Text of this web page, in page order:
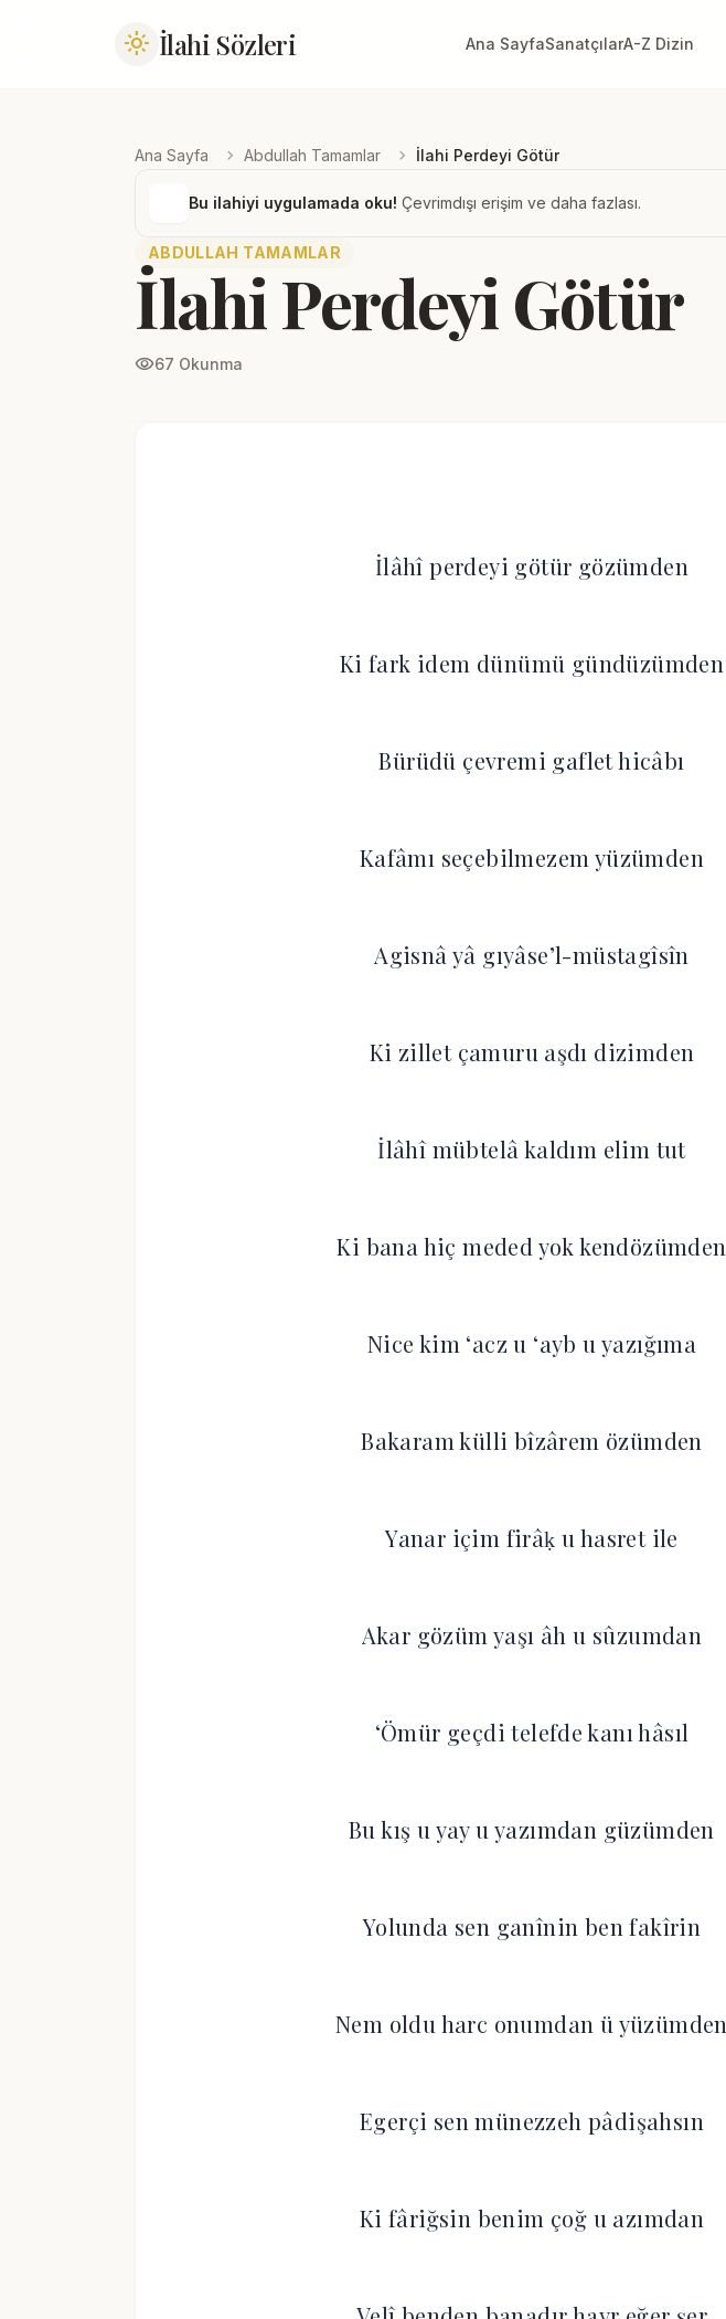
light_mode İlahi Sözleri Ana SayfaSanatçılarA-Z Dizin
Ana Sayfa chevron_right Abdullah Tamamlar chevron_right İlahi Perdeyi Götür
Bu ilahiyi uygulamada oku! Çevrimdışı erişim ve daha fazlası.
ABDULLAH TAMAMLAR
İlahi Perdeyi Götür
visibility67 Okunma
İlâhî perdeyi götür gözümden
Ki fark idem dünümü gündüzümden
Bürüdü çevremi gaflet hicâbı
Kafâmı seçebilmezem yüzümden
Agisnâ yâ gıyâse’l-müstagîsîn
Ki zillet çamuru aşdı dizimden
İlâhî mübtelâ kaldım elim tut
Ki bana hiç meded yok kendözümden
Nice kim ‘acz u ‘ayb u yazığıma
Bakaram külli bîzârem özümden
Yanar içim firâḳ u hasret ile
Akar gözüm yaşı âh u sûzumdan
‘Ömür geçdi telefde kanı hâsıl
Bu kış u yay u yazımdan güzümden
Yolunda sen ganînin ben fakîrin
Nem oldu harc onumdan ü yüzümden
Egerçi sen münezzeh pâdişahsın
Ki fâriğsin benim çoğ u azımdan